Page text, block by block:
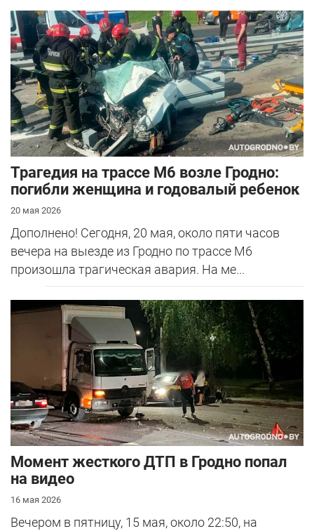
Трагедия на трассе М6 возле Гродно:
погибли женщина и годовалый ребенок
20 мая 2026
Дополнено! Сегодня, 20 мая, около пяти часов
вечера на выезде из Гродно по трассе М6
произошла трагическая авария. На ме...
Момент жесткого ДТП в Гродно попал
на видео
16 мая 2026
Вечером в пятницу, 15 мая, около 22:50, на